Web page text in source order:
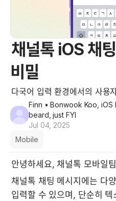
채널톡 iOS 채
비밀
다국어 입력 환경에서의 사용
Finn • Bonwook Koo,
beard, just FYI
Jul 04, 2025
Mobile
안녕하세요, 채널톡 모바일
채널톡 채팅 메시지에는 다
입력할 수 있으며, 단순히